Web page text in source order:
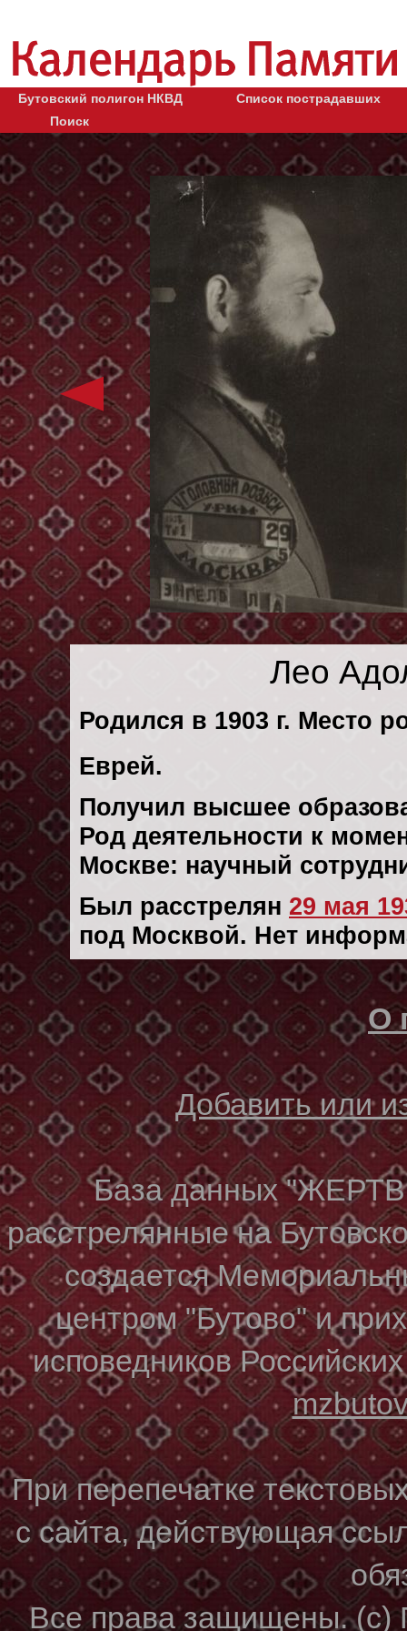
Бутовский полигон НКВД
Список пострадавших
Поиск
Лео
Родился в 1903 г. Место
Еврей.
Получил высшее
Род деятельности к
Москве: научный
Был расстрелян 29 мая
под Москвой. Нет
О
Добавить или
База данных
расстрелянные на
создается
центром "Бутово" и
исповедников
При перепечатке
с сайта, действующая
Все права защищены. (с)